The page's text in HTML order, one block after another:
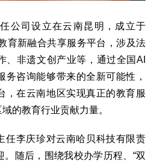
公司设立在云南昆明，成立于
育新融合共享服务平台，涉及法
、非遗文创产业等，通过全国AI
咨询能够带来的全新可能性，
，在云南地区实现真正的教育服
的教育行业贡献力量。
任李庆珍对云南哈贝科技有限责
随后，围绕我校办学历程、“双